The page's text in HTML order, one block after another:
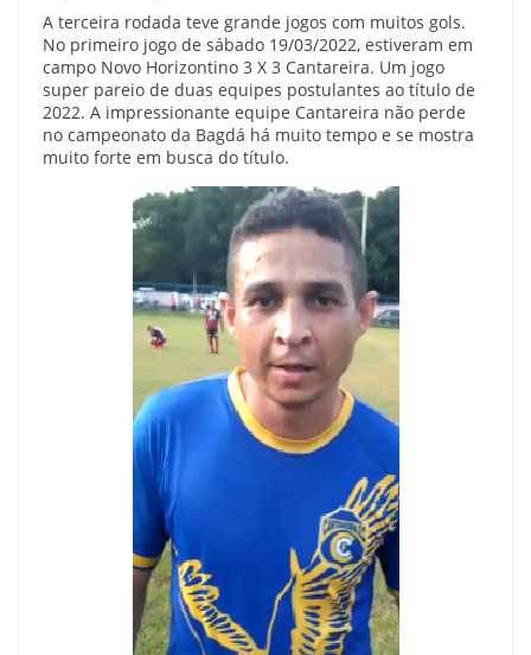
A terceira rodada teve grande jogos com muitos gols.
No primeiro jogo de sábado 19/03/2022, estiveram em
campo Novo Horizontino 3 X 3 Cantareira. Um jogo
super pareio de duas equipes postulantes ao título de
2022. A impressionante equipe Cantareira não perde
no campeonato da Bagdá há muito tempo e se mostra
muito forte em busca do título.